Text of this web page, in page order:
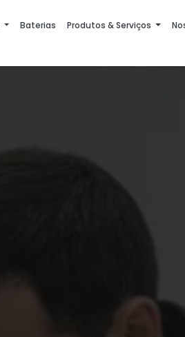
Baterias Produtos & Serviços